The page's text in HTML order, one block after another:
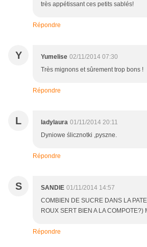
très appétissant ces petits sablés!
Répondre
Y Yumelise 02/11/2014 07:30
Très mignons et sûrement trop bons !
Répondre
L ladylaura 01/11/2014 20:11
Dyniowe ślicznotki ,pyszne.
Répondre
S SANDIE 01/11/2014 14:57
COMBIEN DE SUCRE DANS LA
ROUX SERT BIEN A LA COMPOTE?)
Répondre